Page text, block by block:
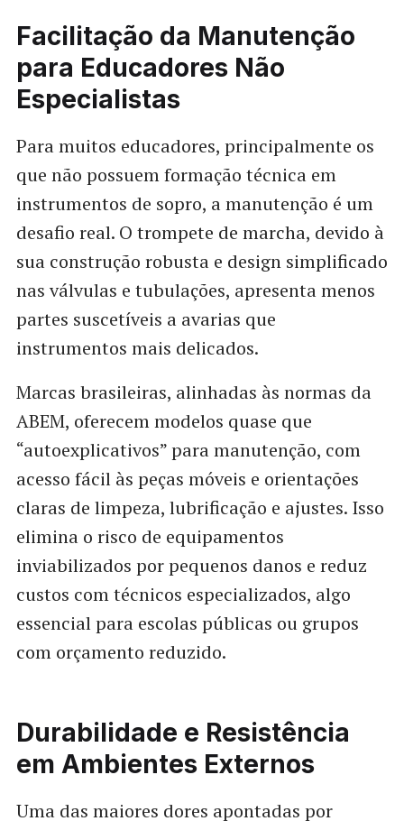
Facilitação da Manutenção
para Educadores Não
Especialistas
Para muitos educadores, principalmente os
que não possuem formação técnica em
instrumentos de sopro, a manutenção é um
desafio real. O trompete de marcha, devido à
sua construção robusta e design simplificado
nas válvulas e tubulações, apresenta menos
partes suscetíveis a avarias que
instrumentos mais delicados.
Marcas brasileiras, alinhadas às normas da
ABEM, oferecem modelos quase que
“autoexplicativos” para manutenção, com
acesso fácil às peças móveis e orientações
claras de limpeza, lubrificação e ajustes. Isso
elimina o risco de equipamentos
inviabilizados por pequenos danos e reduz
custos com técnicos especializados, algo
essencial para escolas públicas ou grupos
com orçamento reduzido.
Durabilidade e Resistência
em Ambientes Externos
Uma das maiores dores apontadas por